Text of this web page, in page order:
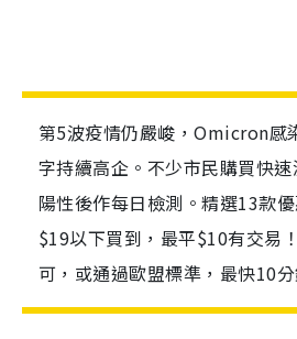
第5波疫情仍嚴峻，Omicron感
字持續高企。不少市民購買快
陽性後作每日檢測。精選13款
$19以下買到，最平$10有交易
可，或通過歐盟標準，最快10分